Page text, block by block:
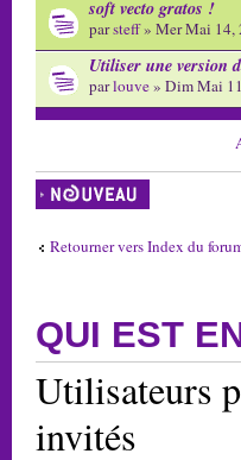
soft vecto gratos !
parsteff» Mer Mai 14,
Utiliser une version
parlouve» Dim Mai
Écrire un nouveau
sujet
Retourner vers Index du
QUI EST
Utilisateurs
invités